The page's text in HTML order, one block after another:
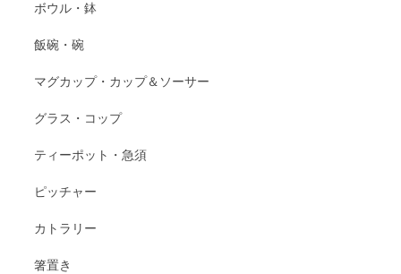
ボウル・鉢
飯碗・碗
マグカップ・カップ＆ソーサー
グラス・コップ
ティーポット・急須
ピッチャー
カトラリー
箸置き